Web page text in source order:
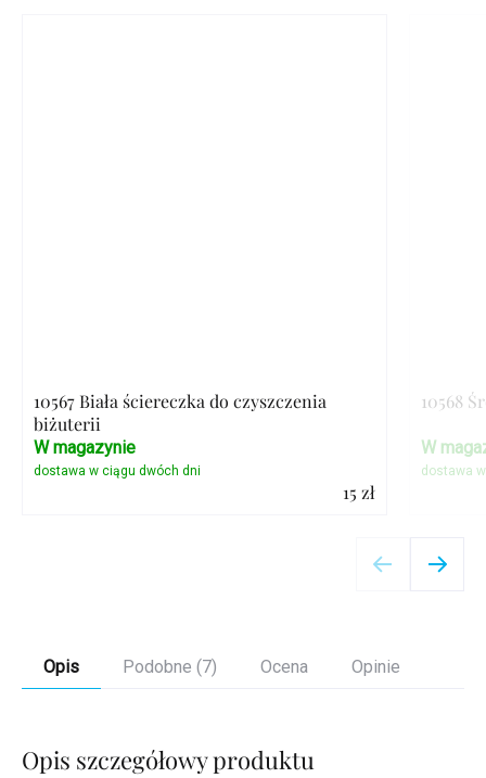
10567 Biała ściereczka do czyszczenia
biżuterii
15 zł
W magazynie
10568
W
Opis Podobne (7) Ocena Opinie
Opis szczegółowy produktu